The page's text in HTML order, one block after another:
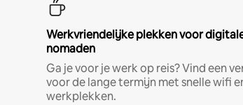
Werkvriendelijke plekken voor
nomaden
Ga je voor je werk op reis? Vind een
voor de lange termijn met snelle wifi
werkplekken.